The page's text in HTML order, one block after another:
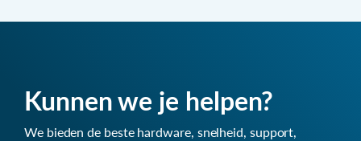
Kunnen we je helpen?
We bieden de beste hardware, snelheid, support,